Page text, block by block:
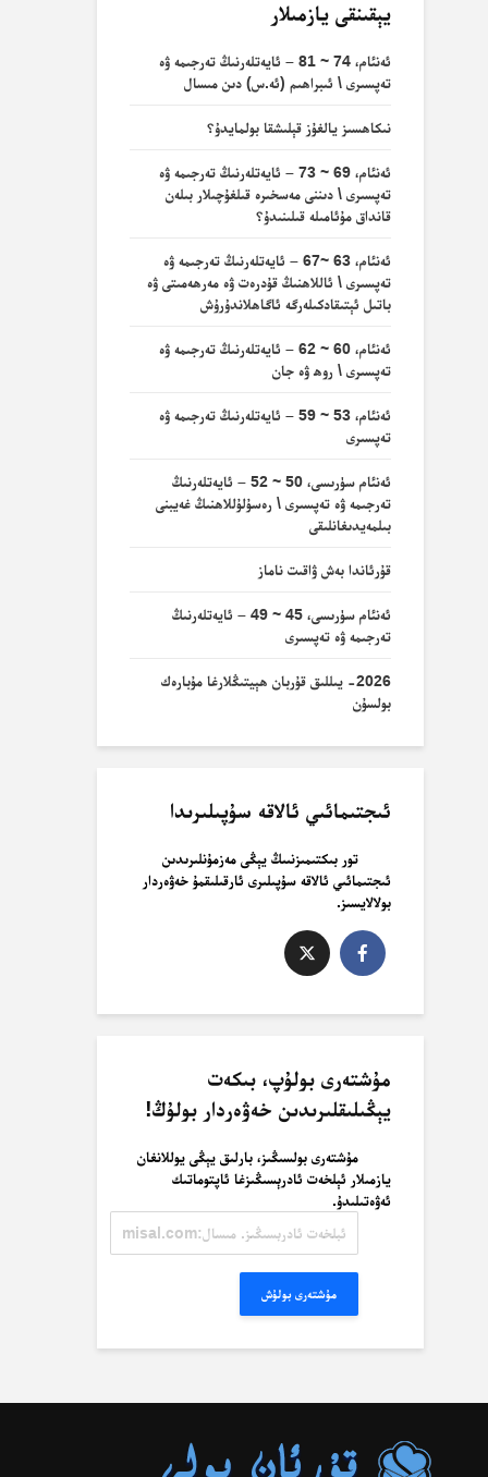
يېقىنقى يازمىلار
ئەنئام، 74 ~ 81 – ئايەتلەرنىڭ تەرجىمە ۋە
تەپسىرى \ ئىبراھىم (ئە.س) دىن مىسال
نىكاھسىز يالغۇز قېلىشقا بولمايدۇ؟
ئەنئام، 69 ~ 73 – ئايەتلەرنىڭ تەرجىمە ۋە
تەپسىرى \ دىننى مەسخىرە قىلغۇچىلار بىلەن
قانداق مۇئامىلە قىلىنىدۇ؟
ئەنئام، 63 ~67 – ئايەتلەرنىڭ تەرجىمە ۋە
تەپسىرى \ ئاللاھنىڭ قۇدرەت ۋە مەرھەمىتى ۋە
باتىل ئېتىقادكىلەرگە ئاگاھلاندۇرۇش
ئەنئام، 60 ~ 62 – ئايەتلەرنىڭ تەرجىمە ۋە
تەپسىرى \ روھ ۋە جان
ئەنئام، 53 ~ 59 – ئايەتلەرنىڭ تەرجىمە ۋە
تەپسىرى
ئەنئام سۈرىسى، 50 ~ 52 – ئايەتلەرنىڭ
تەرجىمە ۋە تەپسىرى \ رەسۇلۇللاھنىڭ غەيبنى
بىلمەيدىغانلىقى
قۇرئاندا بەش ۋاقىت ناماز
ئەنئام سۈرىسى، 45 ~ 49 – ئايەتلەرنىڭ
تەرجىمە ۋە تەپسىرى
2026- يىللىق قۇربان ھېيتىڭلارغا مۇبارەك
بولسۇن
ئىجتىمائىي ئالاقە سۇپىلىرىدا
تور بىكتىمىزنىىڭ يېڭى مەزمۇنلىرىدىن
ئىجتىمائىي ئالاقە سۇپىلىرى ئارقىلىقمۇ خەۋەردار
بولالايسىز.
مۇشتەرى بولۇپ، بىكەت
يېڭىلىقلىرىدىن خەۋەردار بولۇڭ!
مۇشتەرى بولسىڭىز، بارلىق يېڭى يوللانغان
يازمىلار ئېلخەت ئادرېسىڭىزغا ئاپتوماتىك
ئەۋەتىلىدۇ.
ئادرېسىڭىز.
مۇشتەرى بولۇش